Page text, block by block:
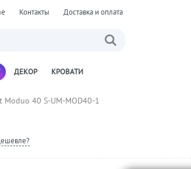
Контакты Доставка и оплата
ДЕКОР КРОВАТИ
Moduo 40 S-UM-MOD40-1